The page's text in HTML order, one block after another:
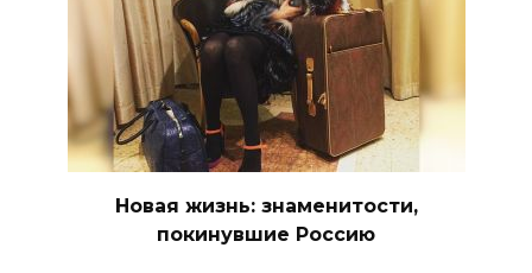
Новая жизнь: знаменитости,
покинувшие Россию